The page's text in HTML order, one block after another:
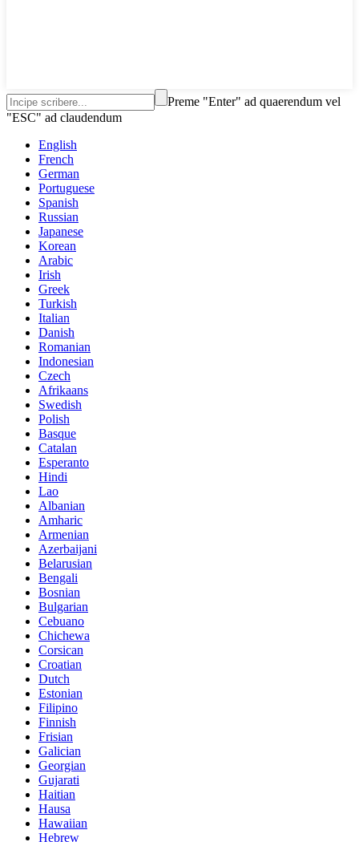
Preme "Enter" ad quaerendum vel
"ESC" ad claudendum
English
French
German
Portuguese
Spanish
Russian
Japanese
Korean
Arabic
Irish
Greek
Turkish
Italian
Danish
Romanian
Indonesian
Czech
Afrikaans
Swedish
Polish
Basque
Catalan
Esperanto
Hindi
Lao
Albanian
Amharic
Armenian
Azerbaijani
Belarusian
Bengali
Bosnian
Bulgarian
Cebuano
Chichewa
Corsican
Croatian
Dutch
Estonian
Filipino
Finnish
Frisian
Galician
Georgian
Gujarati
Haitian
Hausa
Hawaiian
Hebrew